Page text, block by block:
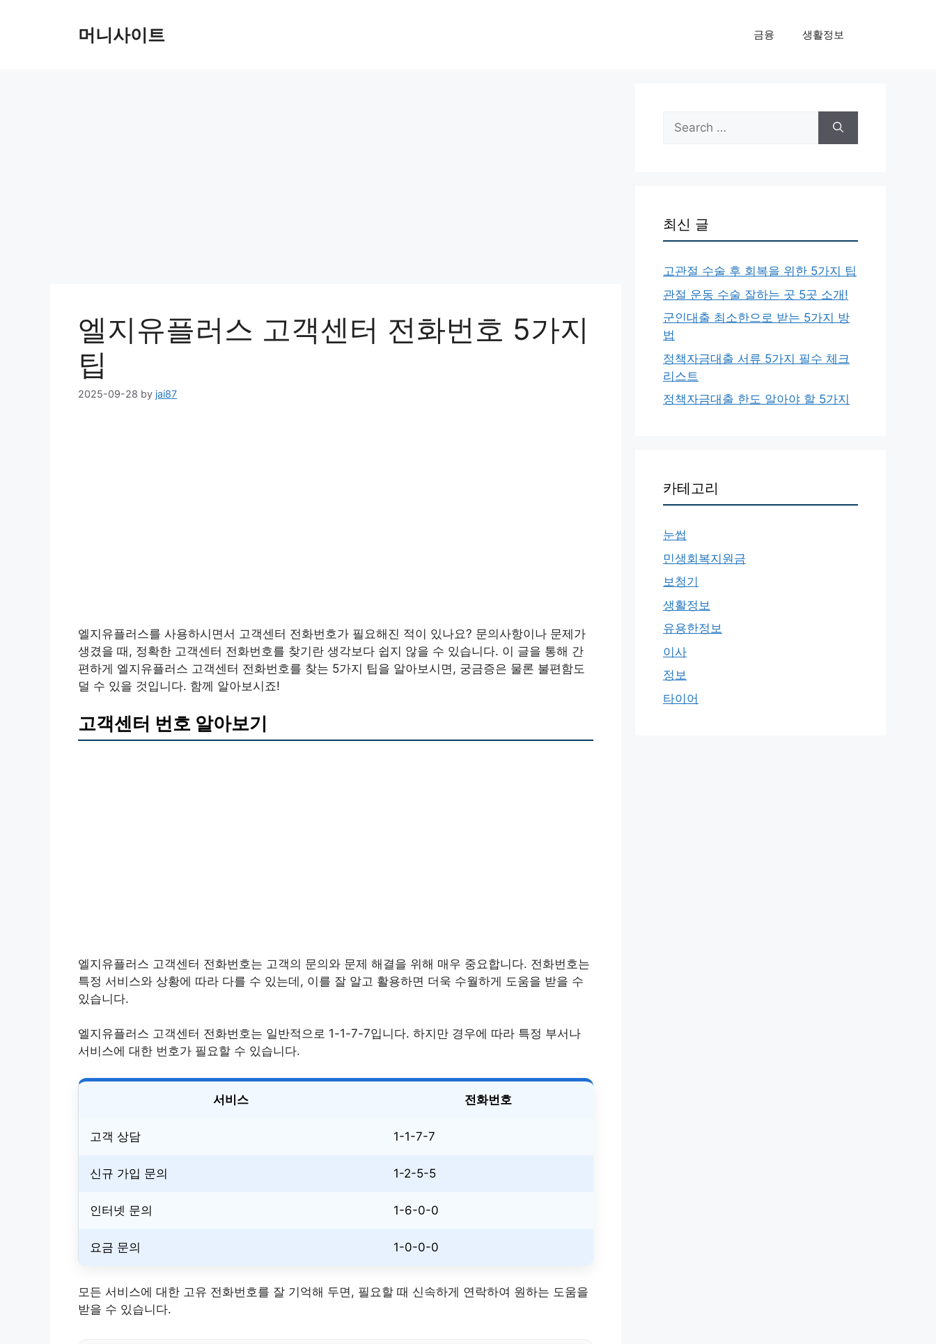
머니사이트 금융 생활정보
엘지유플러스 고객센터 전화번호 5가지
팁
2025-09-28 by jai87
엘지유플러스를 사용하시면서 고객센터 전화번호가 필요해진 적이 있나요? 문의사항이나 문제가
생겼을 때, 정확한 고객센터 전화번호를 찾기란 생각보다 쉽지 않을 수 있습니다. 이 글을 통해 간
편하게 엘지유플러스 고객센터 전화번호를 찾는 5가지 팁을 알아보시면, 궁금증은 물론 불편함도
덜 수 있을 것입니다. 함께 알아보시죠!
고객센터 번호 알아보기
엘지유플러스 고객센터 전화번호는 고객의 문의와 문제 해결을 위해 매우 중요합니다. 전화번호는
특정 서비스와 상황에 따라 다를 수 있는데, 이를 잘 알고 활용하면 더욱 수월하게 도움을 받을 수
있습니다.
엘지유플러스 고객센터 전화번호는 일반적으로 1-1-7-7입니다. 하지만 경우에 따라 특정 부서나
서비스에 대한 번호가 필요할 수 있습니다.
서비스 전화번호
고객 상담 1-1-7-7
신규 가입 문의 1-2-5-5
인터넷 문의 1-6-0-0
요금 문의 1-0-0-0
모든 서비스에 대한 고유 전화번호를 잘 기억해 두면, 필요할 때 신속하게 연락하여 원하는 도움을
받을 수 있습니다.
Search
for:
최신 글
고관절 수술 후 회복을 위한 5가지 팁
관절 운동 수술 잘하는 곳 5곳 소개!
군인대출 최소한으로 받는 5가지 방
법
정책자금대출 서류 5가지 필수 체크
리스트
정책자금대출 한도 알아야 할 5가지
카테고리
눈썹
민생회복지원금
보청기
생활정보
유용한정보
이사
정보
타이어